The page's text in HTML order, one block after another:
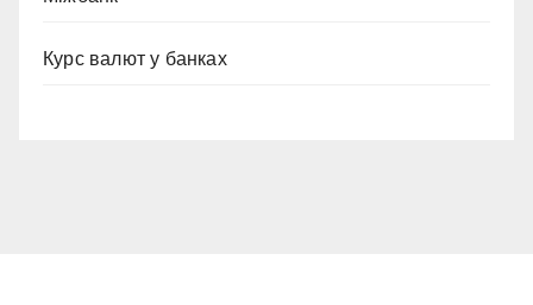
Курс валют у банках